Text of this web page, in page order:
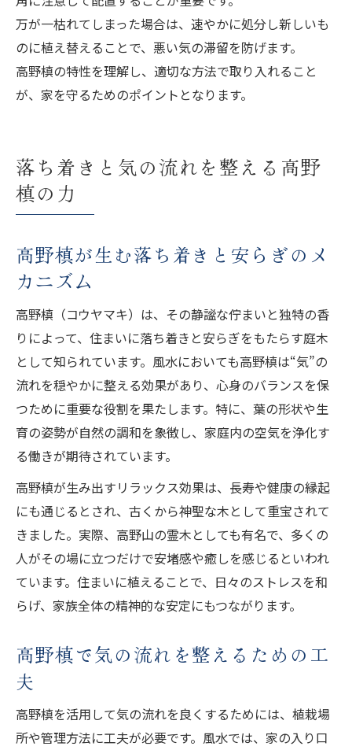
万が一枯れてしまった場合は、速やかに処分し新しいも
のに植え替えることで、悪い気の滞留を防げます。
高野槙の特性を理解し、適切な方法で取り入れること
が、家を守るためのポイントとなります。
落ち着きと気の流れを整える高野
槙の力
高野槙が生む落ち着きと安らぎのメ
カニズム
高野槙（コウヤマキ）は、その静謐な佇まいと独特の香
りによって、住まいに落ち着きと安らぎをもたらす庭木
として知られています。風水においても高野槙は“気”の
流れを穏やかに整える効果があり、心身のバランスを保
つために重要な役割を果たします。特に、葉の形状や生
育の姿勢が自然の調和を象徴し、家庭内の空気を浄化す
る働きが期待されています。
高野槙が生み出すリラックス効果は、長寿や健康の縁起
にも通じるとされ、古くから神聖な木として重宝されて
きました。実際、高野山の霊木としても有名で、多くの
人がその場に立つだけで安堵感や癒しを感じるといわれ
ています。住まいに植えることで、日々のストレスを和
らげ、家族全体の精神的な安定にもつながります。
高野槙で気の流れを整えるための工
夫
高野槙を活用して気の流れを良くするためには、植栽場
所や管理方法に工夫が必要です。風水では、家の入り口